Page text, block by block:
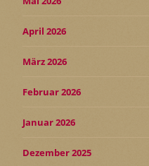
April 2026
März 2026
Februar 2026
Januar 2026
Dezember 2025